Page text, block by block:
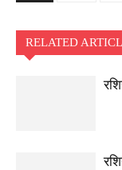
RELATED